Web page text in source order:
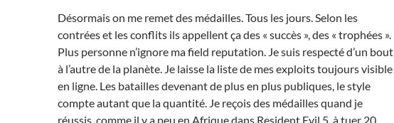
Désormais on me remet des médailles. Tous les jours. Selon les
contrées et les conflits ils appellent ça des « succès », des « trophées ».
Plus personne n’ignore ma field reputation. Je suis respecté d’un bout
à l’autre de la planète. Je laisse la liste de mes exploits toujours visible
en ligne. Les batailles devenant de plus en plus publiques, le style
compte autant que la quantité. Je reçois des médailles quand je
réussis, comme il y a peu en Afrique dans Resident Evil 5, à tuer 20